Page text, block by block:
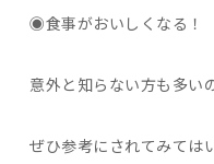
◉食事がおいしくなる！
意外と知らない方も多い
ぜひ参考にされてみては